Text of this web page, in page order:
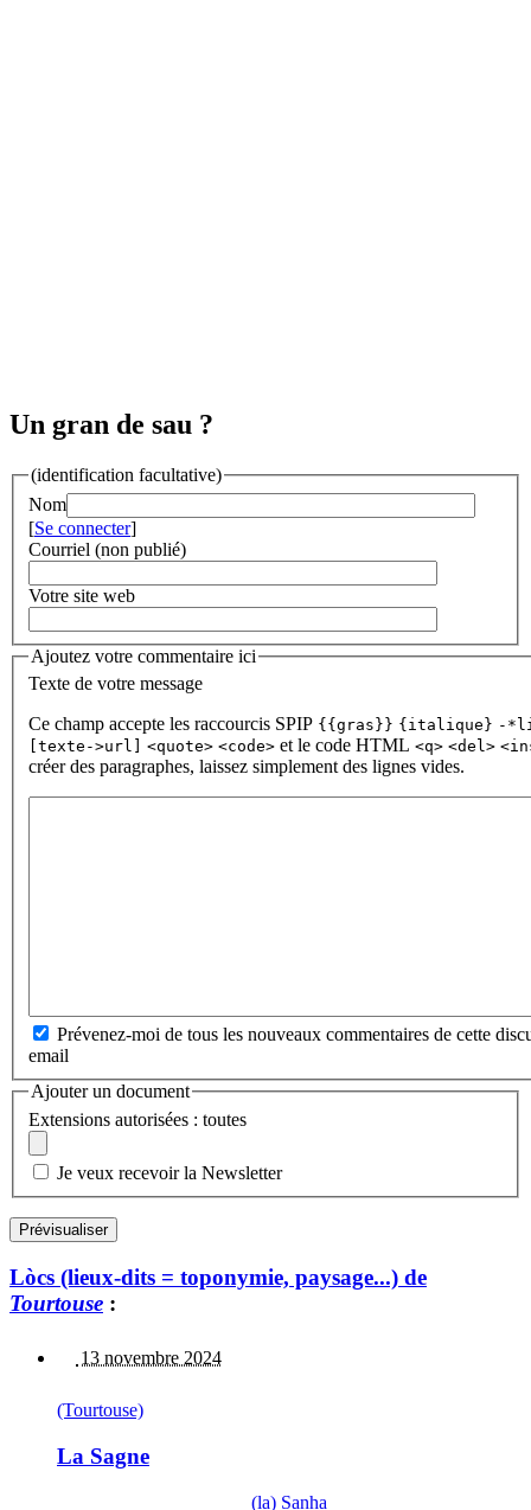
Un gran de sau ?
(identification facultative)
Nom
[Se connecter]
Courriel (non publié)
Votre site web
Ajoutez votre commentaire ici
Texte de votre message
Ce champ accepte les raccourcis SPIP {{gras}} {italique} -
[texte->url]
<quote> <code> et le code HTML <q> <del>
créer des paragraphes, laissez simplement des lignes vides.
Prévenez-moi de tous les nouveaux commentaires de cette
email
Ajouter un document
Extensions autorisées : toutes
Je veux recevoir la Newsletter
Lòcs (lieux-dits = toponymie, paysage...) de
Tourtouse :
13 novembre 2024
(Tourtouse)
La Sagne
(la) Sanha